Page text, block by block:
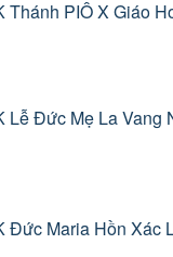
Thánh PIÔ X Giáo
Lễ Đức Mẹ La Vang
Đức Maria Hồn Xác